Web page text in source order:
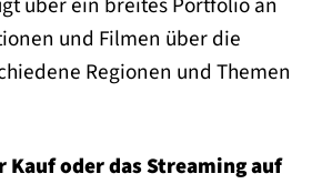
und Filmen über die
Regionen und Themen
Kauf oder das Streaming auf